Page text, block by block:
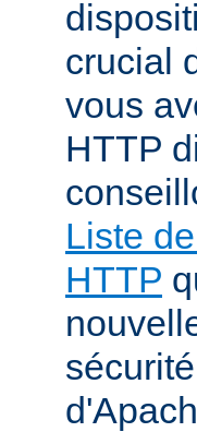
crucial
vous
HTTP
Liste
HTTP